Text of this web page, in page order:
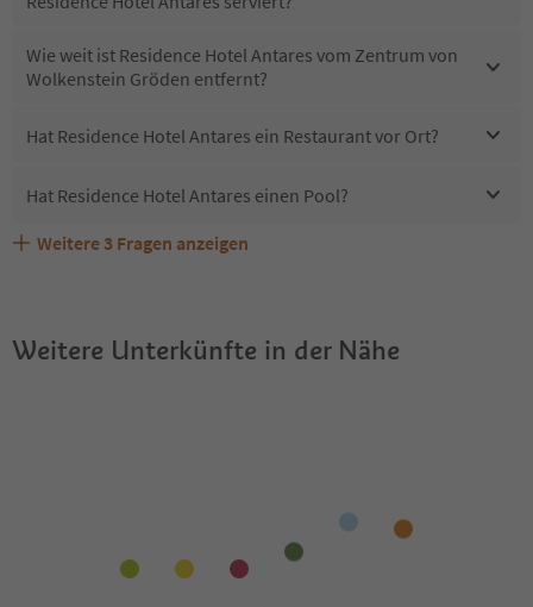
Wie weit ist Residence Hotel Antares vom Zentrum von
Wolkenstein Gröden entfernt?
Hat Residence Hotel Antares ein Restaurant vor Ort?
Hat Residence Hotel Antares einen Pool?
Sind Haustiere in der Unterkunft Residence Hotel
Welche Services bietet Residence Hotel Antares?
Erhalten die Gäste von Residence Hotel Antares einen
Weitere 3 Fragen anzeigen
Weitere Unterkünfte in der Nähe